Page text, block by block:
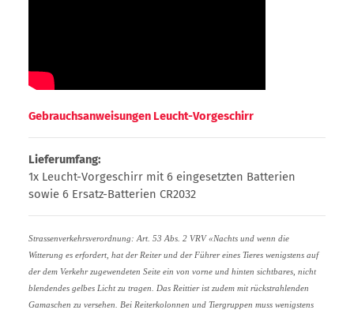
Gebrauchsanweisungen Leucht-Vorgeschirr
Lieferumfang:
1x Leucht-Vorgeschirr mit 6 eingesetzten Batterien
sowie 6 Ersatz-Batterien CR2032
Strassenverkehrsverordnung: Art. 53 Abs. 2 VRV «Nachts und wenn die
Witterung es erfordert, hat der Reiter und der Führer eines Tieres wenigstens auf
der dem Verkehr zugewendeten Seite ein von vorne und hinten sichtbares, nicht
blendendes gelbes Licht zu tragen. Das Reittier ist zudem mit rückstrahlenden
Gamaschen zu versehen. Bei Reiterkolonnen und Tiergruppen muss wenigstens